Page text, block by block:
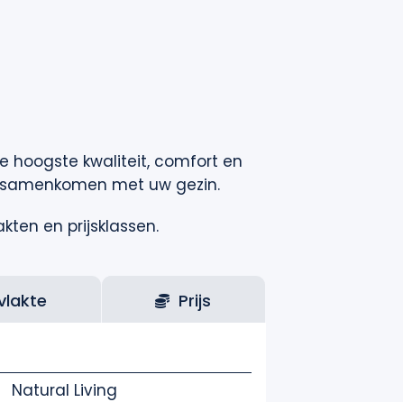
hoogste kwaliteit, comfort en
met uw gezin.
en prijsklassen.
Prijs
Natural Living